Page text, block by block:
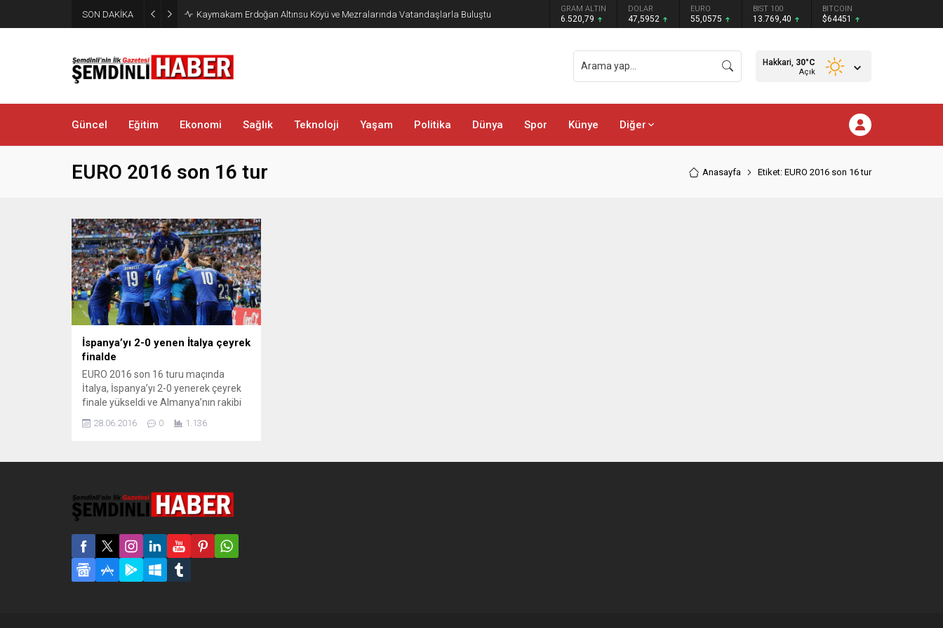
SON DAKİKA Kaymakam Erdoğan Altınsu Köyü ve Mezralarında Vatandaşlarla Buluştu GRAM ALTIN
6.520,79
DOLAR
47,5952
EURO
55,0575
BIST 100
13.769,40
BITCOIN
$64451
Hakkari, 30°C
Açık
Güncel Eğitim Ekonomi Sağlık Teknoloji Yaşam Politika Dünya Spor Künye Diğer
EURO 2016 son 16 tur Anasayfa Etiket: EURO 2016 son 16 tur
İspanya’yı 2-0 yenen İtalya çeyrek
finalde
EURO 2016 son 16 turu maçında
İtalya, İspanya’yı 2-0 yenerek çeyrek
finale yükseldi ve Almanya’nın rakibi
Şampiyonası’nın (EURO 2016) son 16
Chiellini’nin golüyle İtalya 1-0 öne
geçti. İlk yarıda başka...
28.06.2016 0 1.136